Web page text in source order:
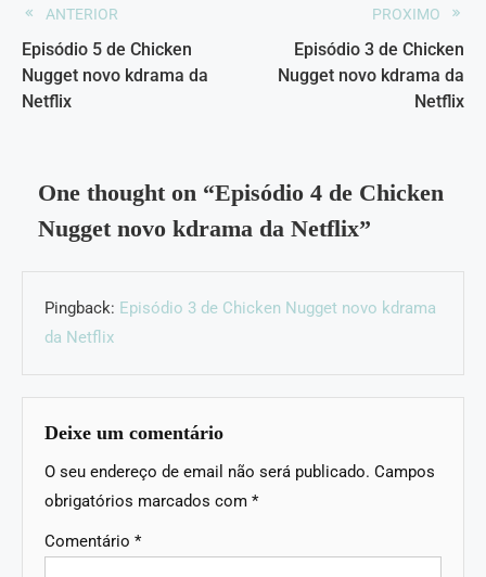
ANTERIOR
Episódio 5 de Chicken
Nugget novo kdrama da
Netflix
PROXIMO
Episódio 3 de Chicken
Nugget novo kdrama da
Netflix
One thought on “Episódio 4 de Chicken
Nugget novo kdrama da Netflix”
Pingback: Episódio 3 de Chicken Nugget novo kdrama
da Netflix
Deixe um comentário
O seu endereço de email não será publicado. Campos
obrigatórios marcados com *
Comentário *